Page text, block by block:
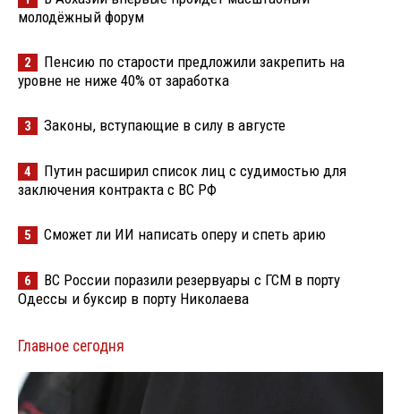
молодёжный форум
2
Пенсию по старости предложили закрепить на
уровне не ниже 40% от заработка
3 Законы, вступающие в силу в августе
4
Путин расширил список лиц с судимостью для
заключения контракта с ВС РФ
5 Сможет ли ИИ написать оперу и спеть арию
6
ВС России поразили резервуары с ГСМ в порту
Одессы и буксир в порту Николаева
Главное сегодня